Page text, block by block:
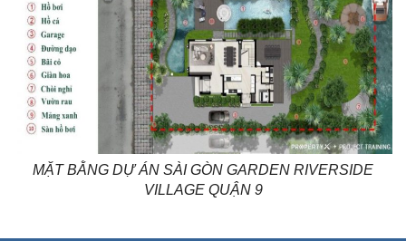
MẶT BẰNG DỰ ÁN SÀI GÒN GARDEN RIVERSIDE
VILLAGE QUẬN 9